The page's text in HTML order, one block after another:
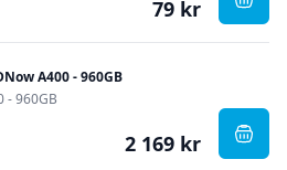
79 kr ,
A400 - 960GB
- 960GB
2 169 kr ,